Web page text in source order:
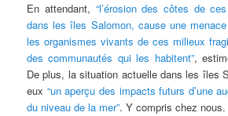
En attendant, “l’érosion des côtes de
dans les îles Salomon, cause une
les organismes vivants de ces milieux
des communautés qui les habitent”,
De plus, la situation actuelle dans les îles
eux “un aperçu des impacts futurs d’une
du niveau de la mer”. Y compris chez nous.